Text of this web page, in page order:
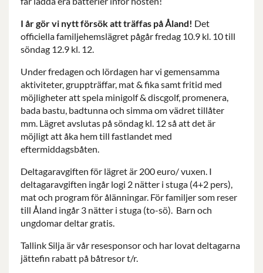
I år gör vi nytt försök att träffas på Åland! Det
officiella familjehemslägret pågår fredag 10.9 kl. 10 till
söndag 12.9 kl. 12.
Under fredagen och lördagen har vi gemensamma
aktiviteter, gruppträffar, mat & fika samt fritid med
möjligheter att spela minigolf & discgolf, promenera,
bada bastu, badtunna och simma om vädret tillåter
mm. Lägret avslutas på söndag kl. 12 så att det är
möjligt att åka hem till fastlandet med
eftermiddagsbåten.
Deltagaravgiften för lägret är 200 euro/ vuxen. I
deltagaravgiften ingår logi 2 nätter i stuga (4+2 pers),
mat och program för ålänningar. För familjer som reser
till Åland ingår 3 nätter i stuga (to-sö). Barn och
ungdomar deltar gratis.
Tallink Silja är vår resesponsor och har lovat deltagarna
jättefin rabatt på båtresor t/r.